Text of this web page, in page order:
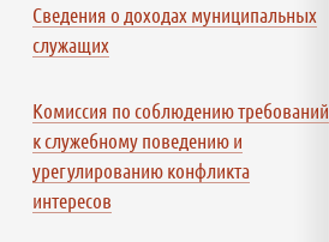
Сведения о доходах муниципальных
служащих
Комиссия по соблюдению требований
к служебному поведению и
урегулированию конфликта
интересов